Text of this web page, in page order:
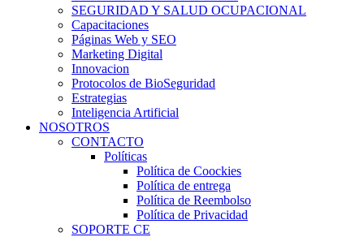
SEGURIDAD Y SALUD OCUPACIONAL
Capacitaciones
Páginas Web y SEO
Marketing Digital
Innovacion
Protocolos de BioSeguridad
Estrategias
Inteligencia Artificial
NOSOTROS
CONTACTO
Políticas
Política de Coockies
Política de entrega
Política de Reembolso
Política de Privacidad
SOPORTE CE